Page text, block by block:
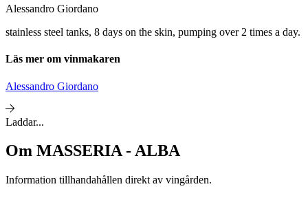
Alessandro Giordano
stainless steel tanks, 8 days on the skin, pumping over 2 times a day.
Läs mer om vinmakaren
Alessandro Giordano
Laddar...
Om MASSERIA - ALBA
Information tillhandahållen direkt av vingården.